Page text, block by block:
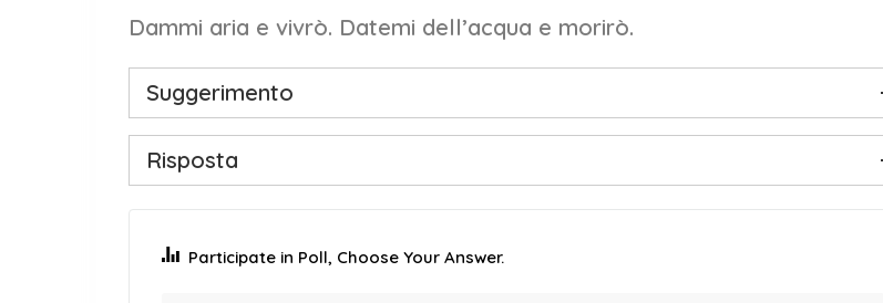
Dammi aria e vivrò. Datemi dell’acqua e morirò.
Suggerimento
Risposta
Participate in Poll, Choose Your Answer.